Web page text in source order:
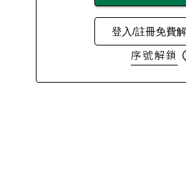
登入/註冊免費
序號解鎖